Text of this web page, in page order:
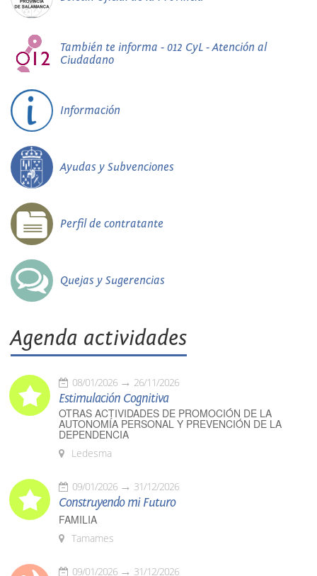
También te informa - 012 CyL - Atención al
Ciudadano
Información
Ayudas y Subvenciones
Perfil de contratante
Quejas y Sugerencias
Agenda actividades
08/01/2026 26/11/2026
Estimulación Cognitiva
OTRAS ACTIVIDADES DE PROMOCIÓN DE LA
AUTONOMÍA PERSONAL Y PREVENCIÓN DE LA
DEPENDENCIA
Ledesma
09/01/2026 31/12/2026
Construyendo mi Futuro
FAMILIA
Tamames
09/01/2026 31/12/2026